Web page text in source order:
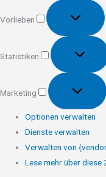
Vorlieben
Vorlieben
Statistiken
Statistiken
Marketing
Marketing
Optionen verwalten
Dienste verwalten
Verwalten von
Lese mehr über diese